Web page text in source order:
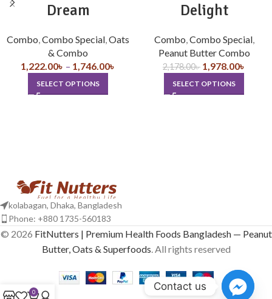
Dream
Combo,Combo Special,Oats
& Combo
1,222.00৳ – 1,746.00৳
SELECT OPTIONS
Delight
Combo,Combo Special,
Peanut Butter Combo
2,178.00৳ 1,978.00৳
SELECT OPTIONS
kolabagan, Dhaka, Bangladesh
Phone: +880 1735-560183
© 2026 FitNutters | Premium Health Foods Bangladesh — Peanut
Butter, Oats & Superfoods. All rights reserved
0 Contact us